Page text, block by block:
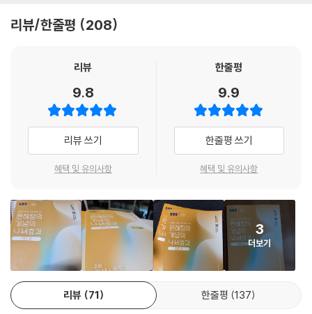
리뷰/한줄평 208
리뷰
9.8
리뷰 쓰기
혜택 및 유의사항
한줄평
9.9
한줄평 쓰기
혜택 및 유의사항
3
더보기
리뷰 71 한줄평 137